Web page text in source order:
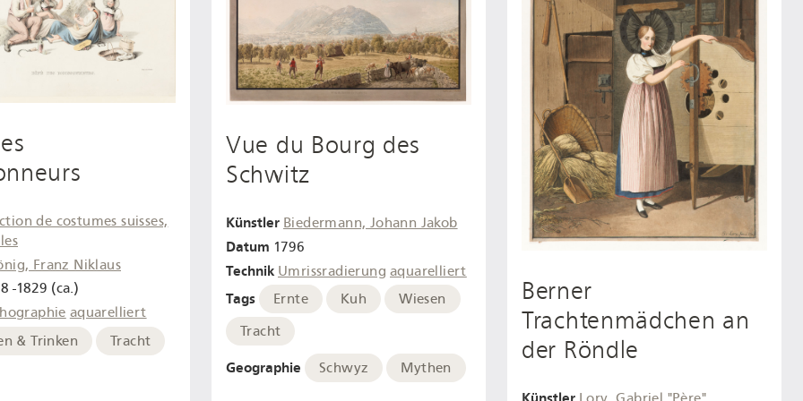
de costumes suisses,
Franz Niklaus
-1829 (ca.)
aquarelliert
& Trinken
Tracht
Vue du Bourg des
Schwitz
Künstler Biedermann, Johann Jakob
Datum 1796
Technik Umrissradierung aquarelliert
Tags Ernte Kuh
Wiesen
Tracht
Geographie Schwyz Mythen
Berner
Trachtenmädchen an
der Röndle